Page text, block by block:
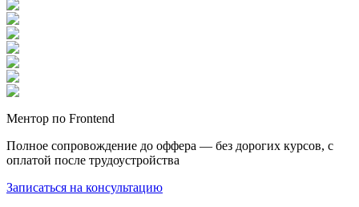
Ментор по Frontend
Полное сопровождение до оффера — без дорогих курсов, с
оплатой после трудоустройства
Записаться на консультацию